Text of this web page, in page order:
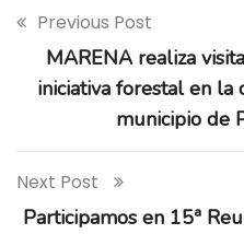
Previous Post
MARENA realiza
iniciativa forestal en la
municipio de
Next Post
Participamos en 15ª